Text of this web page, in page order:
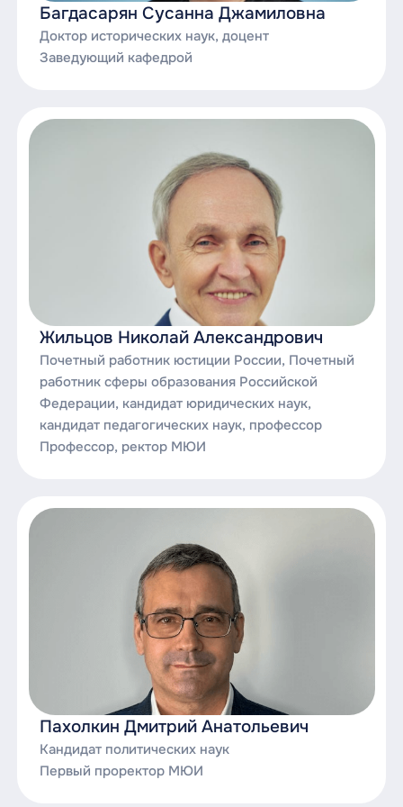
Основы юридической техники;
Противодействие коррупции в органах
правовые) науки;
Римское право;
Теоретико-исторические правовые науки;
Теория государства и права;
Теория и практика нормотворчества;
Технология юридического проектирования;
Юридическая антропология;
Юридическая техника.
Багдасарян Сусанна Джамиловна
Доктор исторических наук, доцент
Заведующий кафедрой
Жильцов Николай Александрович
Почетный работник юстиции России, Почетный
работник сферы образования Российской
Федерации, кандидат юридических наук,
кандидат педагогических наук, профессор
Профессор, ректор МЮИ
Пахолкин Дмитрий Анатольевич
Кандидат политических наук
Первый проректор МЮИ